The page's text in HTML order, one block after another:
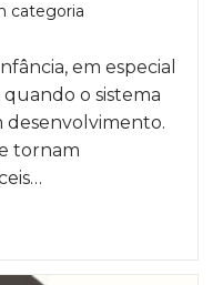
categoria
em especial
quando o sistema
desenvolvimento.
tornam